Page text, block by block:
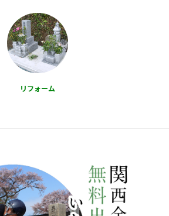
リフォーム